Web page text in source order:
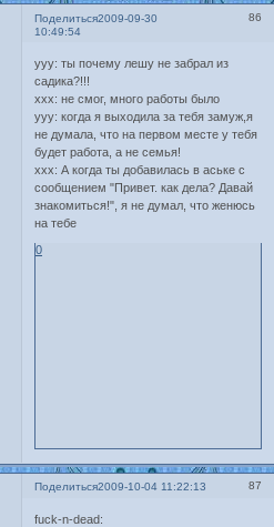
Поделиться 86
2009-09-30
10:49:54
ууу: ты почему лешу не забрал из
садика?!!!
ххх: не смог, много работы было
ууу: когда я выходила за тебя замуж,я
не думала, что на первом месте у тебя
будет работа, а не семья!
ххх: А когда ты добавилась в аське с
сообщением "Привет. как дела? Давай
знакомиться!", я не думал, что женюсь
на тебе
0
Поделиться 87
2009-10-04 11:22:13
fuck-n-dead: